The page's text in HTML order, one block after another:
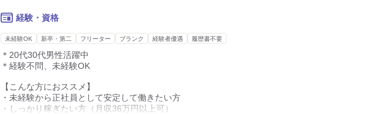
・ スマホ・PCに欠かせない製品づくりに携われる！
・ 研修制度充実！工場未経験でも安心スタート
経験・資格
未経験OK 新卒・第二 フリーター ブランク 経験者優遇 履歴書不要
＊20代30代男性活躍中
＊経験不問、未経験OK
【こんな方におススメ】
・未経験から正社員として安定して働きたい方
・しっかり稼ぎたい方（月収36万円以上可）